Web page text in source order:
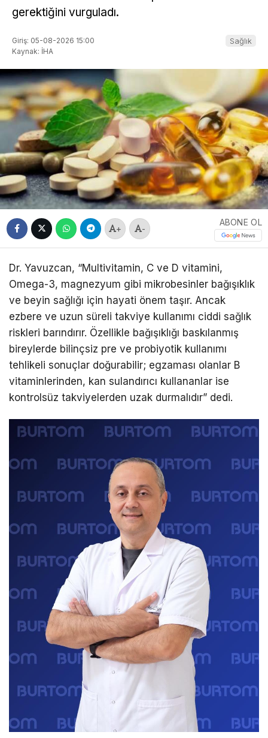
gerektiğini vurguladı.
Giriş: 05-08-2026 15:00
Kaynak: İHA
Sağlık
+ -
ABONE OL
Dr. Yavuzcan, “Multivitamin, C ve D vitamini,
Omega-3, magnezyum gibi mikrobesinler bağışıklık
ve beyin sağlığı için hayati önem taşır. Ancak
ezbere ve uzun süreli takviye kullanımı ciddi sağlık
riskleri barındırır. Özellikle bağışıklığı baskılanmış
bireylerde bilinçsiz pre ve probiyotik kullanımı
tehlikeli sonuçlar doğurabilir; egzaması olanlar B
vitaminlerinden, kan sulandırıcı kullananlar ise
kontrolsüz takviyelerden uzak durmalıdır” dedi.